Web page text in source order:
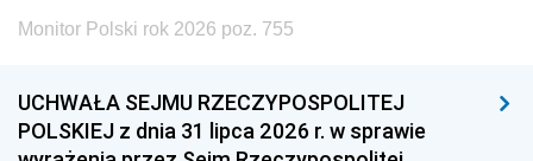
1996 1995 1994
1993 1992 1991
Monitor Polski rok 2026 poz. 755
UCHWAŁA SEJMU RZECZYPOSPOLITEJ
POLSKIEJ z dnia 31 lipca 2026 r. w sprawie